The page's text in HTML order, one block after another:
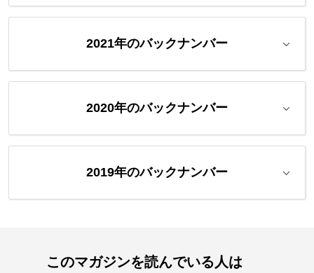
2021年のバックナンバー
2020年のバックナンバー
2019年のバックナンバー
このマガジンを読んでいる人は